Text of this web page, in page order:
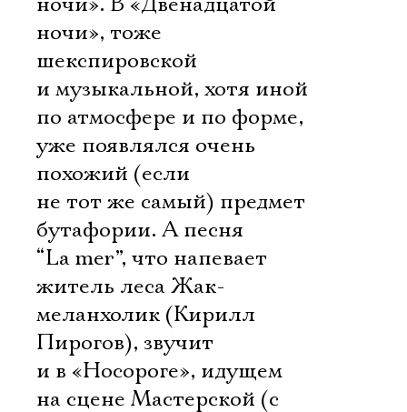
ночи», тоже
шекспировской
и музыкальной, хотя иной
по атмосфере и по форме,
уже появлялся очень
похожий (если
не тот же самый) предмет
бутафории. А песня
“La mer”, что напевает
житель леса Жак-
меланхолик (Кирилл
Пирогов), звучит
и в «Носороге», идущем
на сцене Мастерской (с